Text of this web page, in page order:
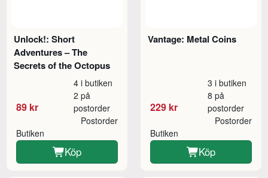
Unlock!: Short
Adventures – The
Secrets of the Octopus
89 kr
4 i butiken
2 på
postorder
Butiken
Postorder
Köp
Vantage: Metal Coins
229 kr
3 i butiken
8 på
postorder
Butiken
Postorder
Köp